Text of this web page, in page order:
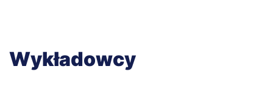
Wykładowcy